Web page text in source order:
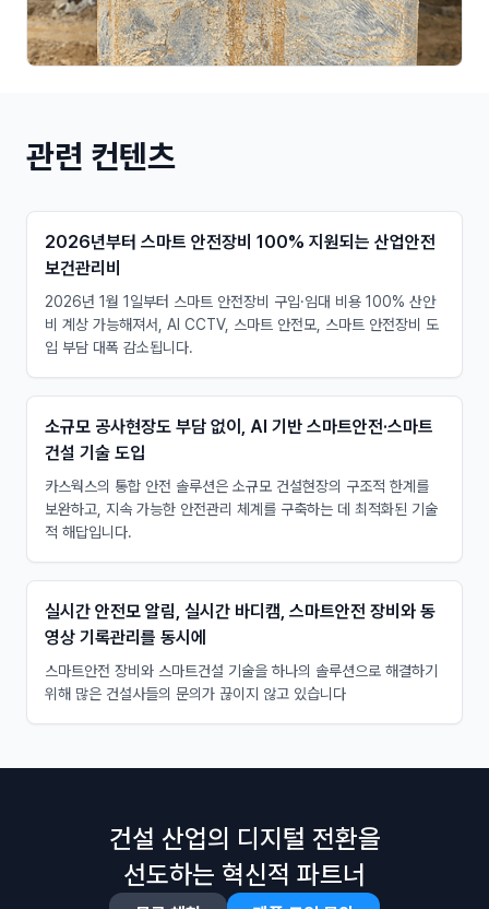
관련 컨텐츠
2026년부터 스마트 안전장비 100% 지원되는 산업안전
보건관리비
2026년 1월 1일부터 스마트 안전장비 구입·임대 비용 100% 산안
비 계상 가능해져서, AI CCTV, 스마트 안전모, 스마트 안전장비 도
입 부담 대폭 감소됩니다.
소규모 공사현장도 부담 없이, AI 기반 스마트안전·스마트
건설 기술 도입
카스웍스의 통합 안전 솔루션은 소규모 건설현장의 구조적 한계를
보완하고, 지속 가능한 안전관리 체계를 구축하는 데 최적화된 기술
적 해답입니다. ​
실시간 안전모 알림, 실시간 바디캠, 스마트안전 장비와 동
영상 기록관리를 동시에
스마트안전 장비와 스마트건설 기술을 하나의 솔루션으로 해결하기
위해 많은 건설사들의 문의가 끊이지 않고 있습니다
건설 산업의 디지털 전환을
선도하는 혁신적 파트너